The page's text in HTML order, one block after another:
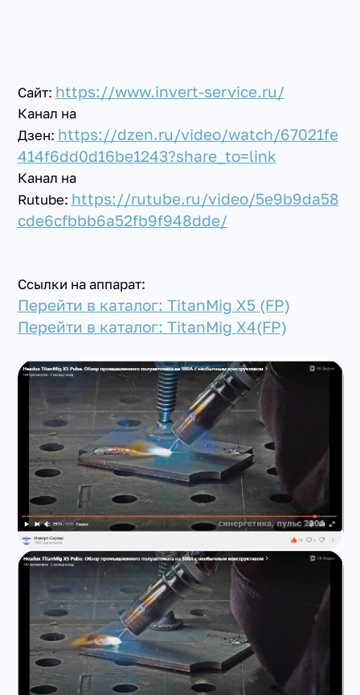
Сайт: https://www.invert-service.ru/
Канал на
Дзен: https://dzen.ru/video/watch/67021fe
414f6dd0d16be1243?share_to=link
Канал на
Rutube: https://rutube.ru/video/5e9b9da58
cde6cfbbb6a52fb9f948dde/
Ссылки на аппарат:
Перейти в каталог: TitanMig X5 (FP)
Перейти в каталог: TitanMig X4(FP)